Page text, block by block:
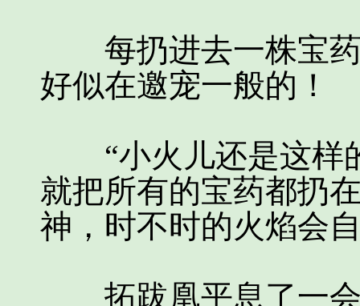
每扔进去一株宝药
好似在邀宠一般的！
“小火儿还是这样
就把所有的宝药都扔
神，时不时的火焰会
拓跋凰平息了一会